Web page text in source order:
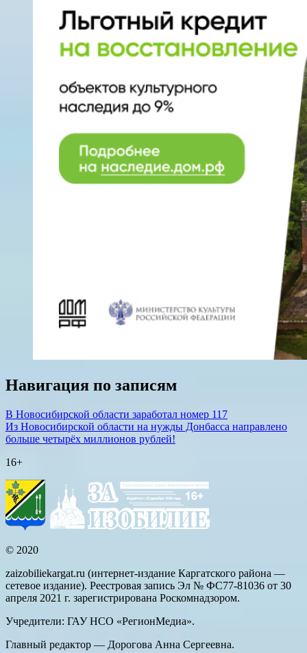
Навигация по записям
В Новосибирской области заработал номер 117
Из Новосибирской области на нужды Донбасса направлено
больше четырёх миллионов рублей!
16+
© 2020
zaizobiliekargat.ru (интернет-издание Каргатского района —
сетевое издание). Реестровая запись Эл № ФС77-81036 от 30
апреля 2021 г. зарегистрирована Роскомнадзором.
Учредители: ГАУ НСО «РегионМедиа».
Главный редактор — Дорогова Анна Сергеевна.